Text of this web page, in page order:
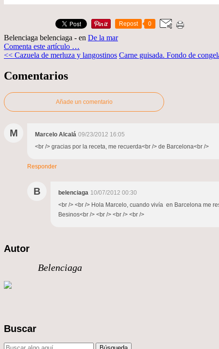
Repost 0
Belenciaga belenciaga - en De la mar
Comenta este artículo …
<< Cazuela de merluza y langostinos Carne guisada. Fondo de
Comentarios
Añade un comentario
M Marcelo Alcalá 09/23/2012 16:05
<br /> gracias por la receta, me recuerda<br /> de Barcelona<br />
Responder
B belenciaga 10/07/2012 00:30
<br /> <br /> Hola Marcelo, cuando vivía en Barcelona me
Besinos<br /> <br /> <br /> <br />
Autor
Belenciaga
Buscar